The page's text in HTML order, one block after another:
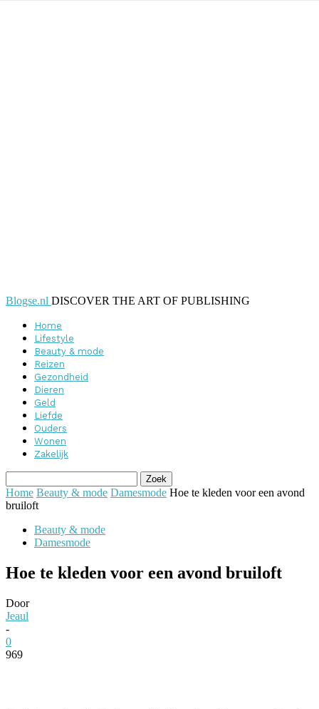
Blogse.nl DISCOVER THE ART OF PUBLISHING
Home
Lifestyle
Beauty & mode
Reizen
Gezondheid
Dieren
Geld
Liefde
Ouders
Wonen
Zakelijk
Home Beauty & mode Damesmode Hoe te kleden voor een avond
bruiloft
Beauty & mode
Damesmode
Hoe te kleden voor een avond bruiloft
Door
Jeaul
-
0
969